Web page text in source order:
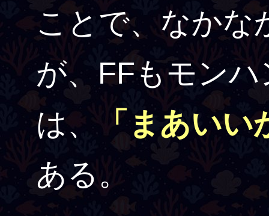
ことで、なかな
が、FFもモン
は、
「まあい
ある。